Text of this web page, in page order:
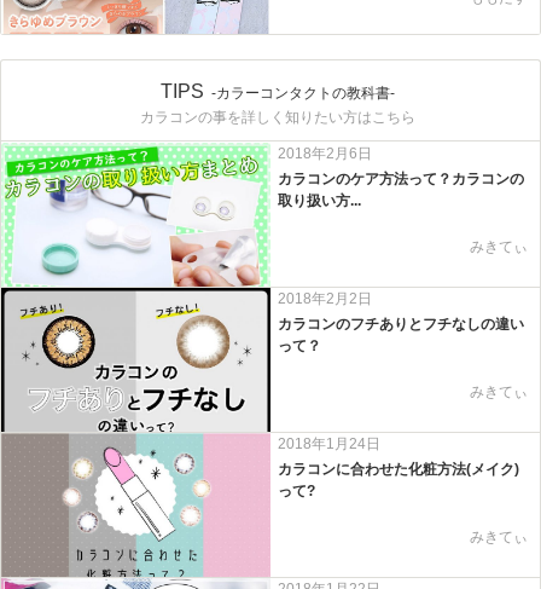
TIPS -カラーコンタクトの教科書-
カラコンの事を詳しく知りたい方はこちら
2018年2月6日
カラコンのケア方法って？カラコンの
取り扱い方...
みきてぃ
2018年2月2日
カラコンのフチありとフチなしの違い
って？
みきてぃ
2018年1月24日
カラコンに合わせた化粧方法(メイク)
って?
みきてぃ